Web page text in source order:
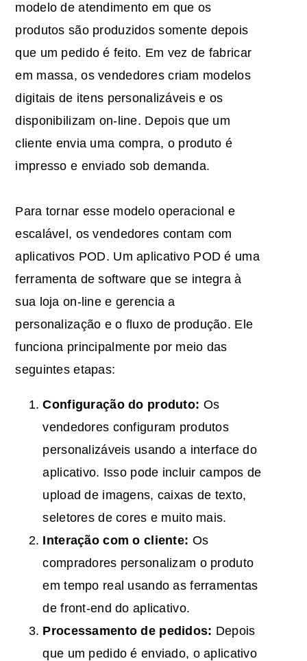
modelo de atendimento em que os
produtos são produzidos somente depois
que um pedido é feito. Em vez de fabricar
em massa, os vendedores criam modelos
digitais de itens personalizáveis e os
disponibilizam on-line. Depois que um
cliente envia uma compra, o produto é
impresso e enviado sob demanda.
Para tornar esse modelo operacional e
escalável, os vendedores contam com
aplicativos POD. Um aplicativo POD é uma
ferramenta de software que se integra à
sua loja on-line e gerencia a
personalização e o fluxo de produção. Ele
funciona principalmente por meio das
seguintes etapas:
Configuração do produto: Os
vendedores configuram produtos
personalizáveis usando a interface do
aplicativo. Isso pode incluir campos de
upload de imagens, caixas de texto,
seletores de cores e muito mais.
Interação com o cliente: Os
compradores personalizam o produto
em tempo real usando as ferramentas
de front-end do aplicativo.
Processamento de pedidos: Depois
que um pedido é enviado, o aplicativo